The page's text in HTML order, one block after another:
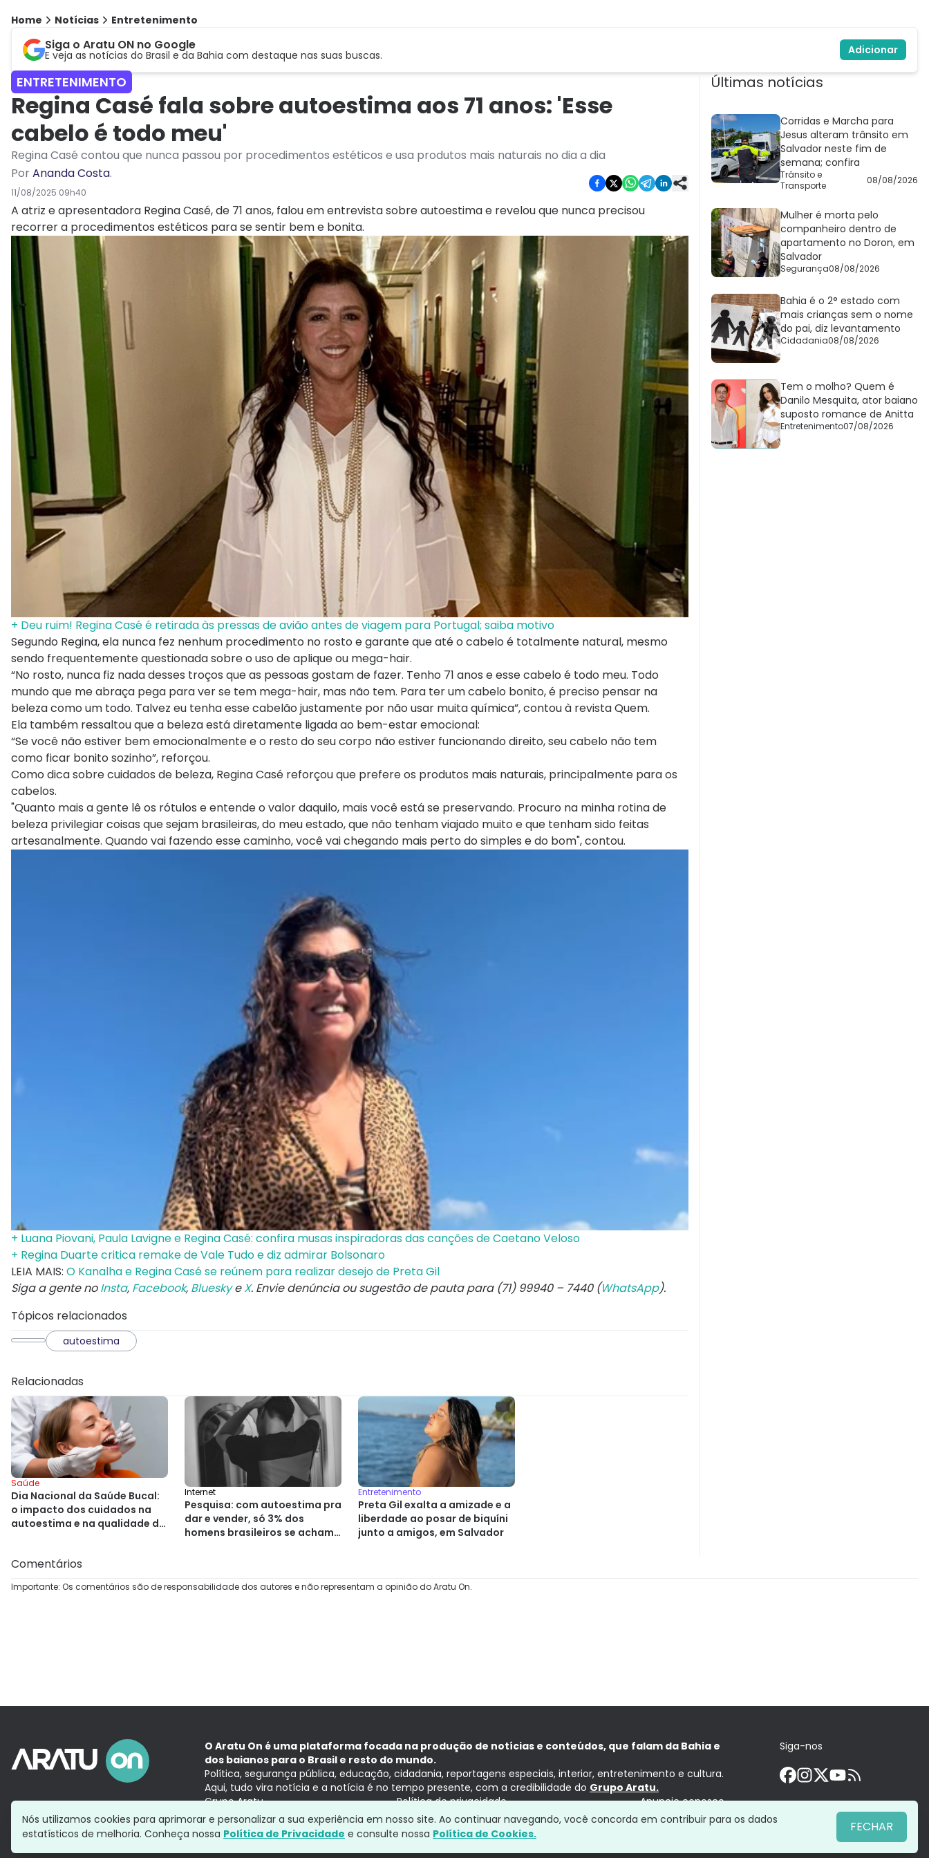
Home Notícias Entretenimento
Siga o Aratu ON no Google
E veja as notícias do Brasil e da Bahia com destaque nas suas buscas. Adicionar
ENTRETENIMENTO
Regina Casé fala sobre autoestima aos 71 anos: 'Esse
cabelo é todo meu'
Regina Casé contou que nunca passou por procedimentos estéticos e usa produtos mais naturais no dia a dia
PorAnanda Costa.
11/08/2025 09h40
A atriz e apresentadora Regina Casé, de 71 anos, falou em entrevista sobre autoestima e revelou que nunca precisou
recorrer a procedimentos estéticos para se sentir bem e bonita.
+ Deu ruim! Regina Casé é retirada às pressas de avião antes de viagem para Portugal; saiba motivo
Segundo Regina, ela nunca fez nenhum procedimento no rosto e garante que até o cabelo é totalmente natural, mesmo
sendo frequentemente questionada sobre o uso de aplique ou mega-hair.
“No rosto, nunca fiz nada desses troços que as pessoas gostam de fazer. Tenho 71 anos e esse cabelo é todo meu. Todo
mundo que me abraça pega para ver se tem mega-hair, mas não tem. Para ter um cabelo bonito, é preciso pensar na
beleza como um todo. Talvez eu tenha esse cabelão justamente por não usar muita química”, contou à revista Quem.
Ela também ressaltou que a beleza está diretamente ligada ao bem-estar emocional:
“Se você não estiver bem emocionalmente e o resto do seu corpo não estiver funcionando direito, seu cabelo não tem
como ficar bonito sozinho”, reforçou.
Como dica sobre cuidados de beleza, Regina Casé reforçou que prefere os produtos mais naturais, principalmente para os
cabelos.
"Quanto mais a gente lê os rótulos e entende o valor daquilo, mais você está se preservando. Procuro na minha rotina de
beleza privilegiar coisas que sejam brasileiras, do meu estado, que não tenham viajado muito e que tenham sido feitas
artesanalmente. Quando vai fazendo esse caminho, você vai chegando mais perto do simples e do bom", contou.
+ Luana Piovani, Paula Lavigne e Regina Casé: confira musas inspiradoras das canções de Caetano Veloso
+ Regina Duarte critica remake de Vale Tudo e diz admirar Bolsonaro
LEIA MAIS: O Kanalha e Regina Casé se reúnem para realizar desejo de Preta Gil
Siga a gente noInsta, Facebook, BlueskyeX. Envie denúncia ou sugestão de pauta para (71) 99940 – 7440 (WhatsApp).
Tópicos relacionados
autoestima
Relacionadas
Saúde
Dia Nacional da Saúde Bucal:
o impacto dos cuidados na
autoestima e na qualidade de
Internet
Pesquisa: com autoestima pra
dar e vender, só 3% dos
homens brasileiros se acham
Entretenimento
Preta Gil exalta a amizade e a
liberdade ao posar de biquíni
junto a amigos, em Salvador
Últimas notícias
Corridas e Marcha para
Jesus alteram trânsito em
Salvador neste fim de
semana; confira
Trânsito e
Transporte
08/08/2026
Mulher é morta pelo
companheiro dentro de
apartamento no Doron, em
Salvador
Segurança08/08/2026
Bahia é o 2° estado com
mais crianças sem o nome
do pai, diz levantamento
Cidadania08/08/2026
Tem o molho? Quem é
Danilo Mesquita, ator baiano
suposto romance de Anitta
Entretenimento07/08/2026
Comentários
Importante: Os comentários são de responsabilidade dos autores e não representam a opinião do Aratu On.
O Aratu On é uma plataforma focada na produção de notícias e conteúdos, que falam da Bahia e
dos baianos para o Brasil e resto do mundo.
Política, segurança pública, educação, cidadania, reportagens especiais, interior, entretenimento e cultura.
Aqui, tudo vira notícia e a notícia é no tempo presente, com a credibilidade do Grupo Aratu.
Grupo Aratu
Política de privacidade Anuncie conosco
Siga-nos
Nós utilizamos cookies para aprimorar e personalizar a sua experiência em nosso site. Ao continuar navegando, você concorda em contribuir para os dados
estatísticos de melhoria. Conheça nossa Política de Privacidade e consulte nossa Política de Cookies. FECHAR